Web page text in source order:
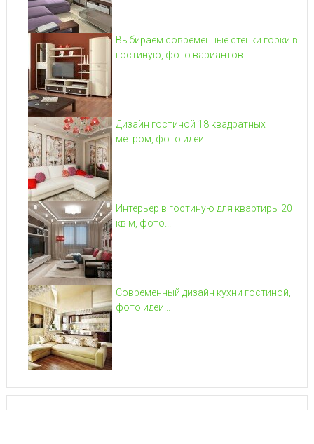
Выбираем современные стенки горки в
гостиную, фото вариантов...
Дизайн гостиной 18 квадратных
метром, фото идеи...
Интерьер в гостиную для квартиры 20
кв м, фото...
Современный дизайн кухни гостиной,
фото идеи...